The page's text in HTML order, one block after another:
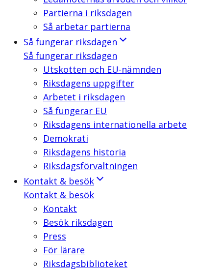
Partierna i riksdagen
Så arbetar partierna
Så fungerar riksdagen
Så fungerar riksdagen
Utskotten och EU-nämnden
Riksdagens uppgifter
Arbetet i riksdagen
Så fungerar EU
Riksdagens internationella arbete
Demokrati
Riksdagens historia
Riksdagsförvaltningen
Kontakt & besök
Kontakt & besök
Kontakt
Besök riksdagen
Press
För lärare
Riksdagsbiblioteket